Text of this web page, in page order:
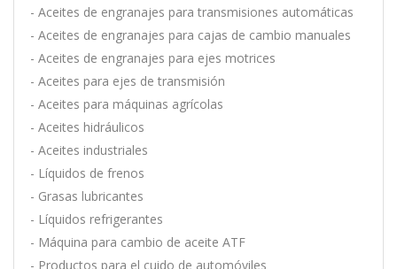
- Aceites de engranajes para transmisiones automáticas
- Aceites de engranajes para cajas de cambio manuales
- Aceites de engranajes para ejes motrices
- Aceites para ejes de transmisión
- Aceites para máquinas agrícolas
- Aceites hidráulicos
- Aceites industriales
- Líquidos de frenos
- Grasas lubricantes
- Líquidos refrigerantes
- Máquina para cambio de aceite ATF
- Productos para el cuido de automóviles